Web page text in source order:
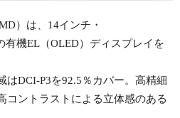
）は、14インチ・
有機EL（OLED）ディスプレイを
はDCI-P3を92.5％カバー。高精細
コントラストによる立体感のある